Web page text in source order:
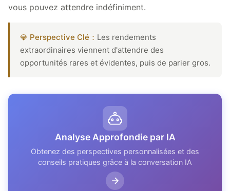
vous pouvez attendre indéfiniment.
💎 Perspective Clé： Les rendements
extraordinaires viennent d'attendre des
opportunités rares et évidentes, puis de parier gros.
Analyse Approfondie par IA
Obtenez des perspectives personnalisées et des
conseils pratiques grâce à la conversation IA